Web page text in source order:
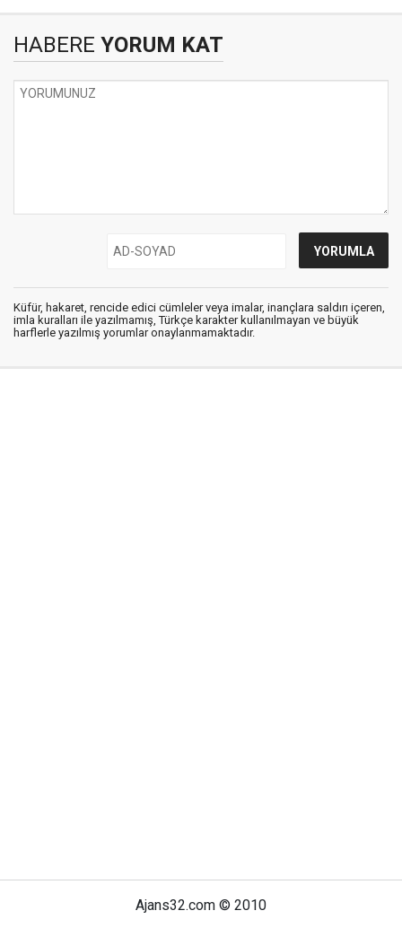
HABERE YORUM KAT
Küfür, hakaret, rencide edici cümleler veya imalar, inançlara saldırı içeren,
imla kuralları ile yazılmamış, Türkçe karakter kullanılmayan ve büyük
harflerle yazılmış yorumlar onaylanmamaktadır.
Ajans32.com © 2010